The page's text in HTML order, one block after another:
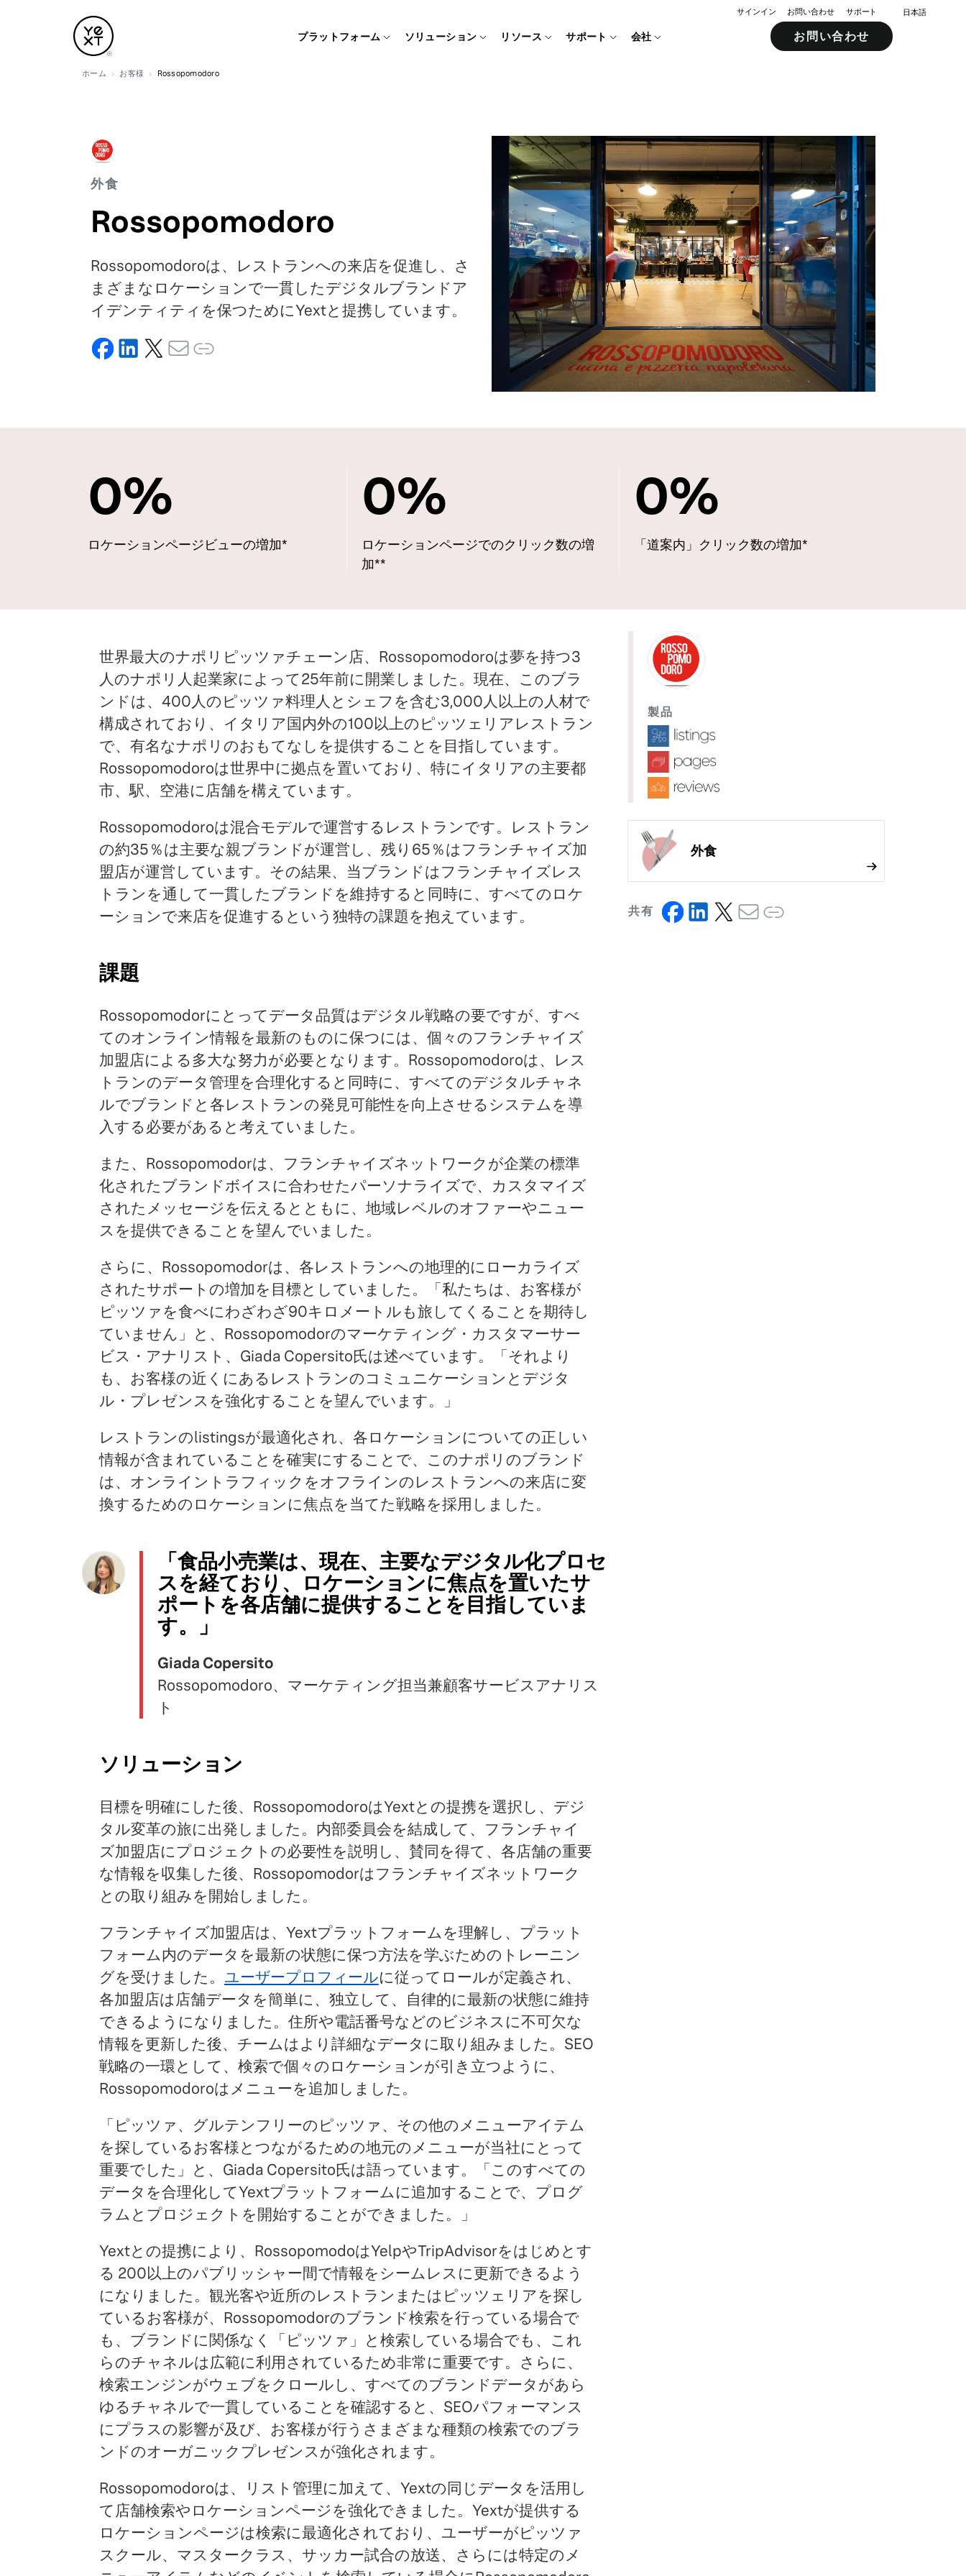
プラットフォーム ソリューション リソース サポート 会社
サインイン お問い合わせ サポート 日本語
お問い合わせ
ホーム お客様 Rossopomodoro
外食
Rossopomodoro
Rossopomodoroは、レストランへの来店を促進し、さ
まざまなロケーションで一貫したデジタルブランドア
イデンティティを保つためにYextと提携しています。
0%
ロケーションページビューの増加*
0%
ロケーションページでのクリック数の増
加**
0%
「道案内」クリック数の増加*
世界最大のナポリピッツァチェーン店、Rossopomodoroは夢を持つ3
人のナポリ人起業家によって25年前に開業しました。現在、このブラ
ンドは、400人のピッツァ料理人とシェフを含む3,000人以上の人材で
構成されており、イタリア国内外の100以上のピッツェリアレストラン
で、有名なナポリのおもてなしを提供することを目指しています。
Rossopomodoroは世界中に拠点を置いており、特にイタリアの主要都
市、駅、空港に店舗を構えています。
Rossopomodoroは混合モデルで運営するレストランです。レストラン
の約35％は主要な親ブランドが運営し、残り65％はフランチャイズ加
盟店が運営しています。その結果、当ブランドはフランチャイズレス
トランを通して一貫したブランドを維持すると同時に、すべてのロケ
ーションで来店を促進するという独特の課題を抱えています。
課題
Rossopomodorにとってデータ品質はデジタル戦略の要ですが、すべ
てのオンライン情報を最新のものに保つには、個々のフランチャイズ
加盟店による多大な努力が必要となります。Rossopomodoroは、レス
トランのデータ管理を合理化すると同時に、すべてのデジタルチャネ
ルでブランドと各レストランの発見可能性を向上させるシステムを導
入する必要があると考えていました。
また、Rossopomodorは、フランチャイズネットワークが企業の標準
化されたブランドボイスに合わせたパーソナライズで、カスタマイズ
されたメッセージを伝えるとともに、地域レベルのオファーやニュー
スを提供できることを望んでいました。
さらに、Rossopomodorは、各レストランへの地理的にローカライズ
されたサポートの増加を目標としていました。「私たちは、お客様が
ピッツァを食べにわざわざ90キロメートルも旅してくることを期待し
ていません」と、Rossopomodorのマーケティング・カスタマーサー
ビス・アナリスト、Giada Copersito氏は述べています。「それより
も、お客様の近くにあるレストランのコミュニケーションとデジタ
ル・プレゼンスを強化することを望んでいます。」
レストランのlistingsが最適化され、各ロケーションについての正しい
情報が含まれていることを確実にすることで、このナポリのブランド
は、オンライントラフィックをオフラインのレストランへの来店に変
換するためのロケーションに焦点を当てた戦略を採用しました。
「食品小売業は、現在、主要なデジタル化プロセ
スを経ており、ロケーションに焦点を置いたサ
ポートを各店舗に提供することを目指していま
す。」
Giada Copersito
Rossopomodoro、マーケティング担当兼顧客サービスアナリス
ト
ソリューション
目標を明確にした後、RossopomodoroはYextとの提携を選択し、デジ
タル変革の旅に出発しました。内部委員会を結成して、フランチャイ
ズ加盟店にプロジェクトの必要性を説明し、賛同を得て、各店舗の重要
な情報を収集した後、Rossopomodorはフランチャイズネットワーク
との取り組みを開始しました。
フランチャイズ加盟店は、Yextプラットフォームを理解し、プラット
フォーム内のデータを最新の状態に保つ方法を学ぶためのトレーニン
グを受けました。 ユーザープロフィールに従ってロールが定義され、
各加盟店は店舗データを簡単に、独立して、自律的に最新の状態に維持
できるようになりました。住所や電話番号などのビジネスに不可欠な
情報を更新した後、チームはより詳細なデータに取り組みました。SEO
戦略の一環として、検索で個々のロケーションが引き立つように、
Rossopomodoroはメニューを追加しました。
「ピッツァ、グルテンフリーのピッツァ、その他のメニューアイテム
を探しているお客様とつながるための地元のメニューが当社にとって
重要でした」と、Giada Copersito氏は語っています。「このすべての
データを合理化してYextプラットフォームに追加することで、プログ
ラムとプロジェクトを開始することができました。」
Yextとの提携により、RossopomodoはYelpやTripAdvisorをはじめとす
る 200以上のパブリッシャー間で情報をシームレスに更新できるよう
になりました。観光客や近所のレストランまたはピッツェリアを探し
ているお客様が、Rossopomodorのブランド検索を行っている場合で
も、ブランドに関係なく「ピッツァ」と検索している場合でも、これ
らのチャネルは広範に利用されているため非常に重要です。さらに、
検索エンジンがウェブをクロールし、すべてのブランドデータがあら
ゆるチャネルで一貫していることを確認すると、SEOパフォーマンス
にプラスの影響が及び、お客様が行うさまざまな種類の検索でのブラ
ンドのオーガニックプレゼンスが強化されます。
Rossopomodoroは、リスト管理に加えて、Yextの同じデータを活用し
て店舗検索やロケーションページを強化できました。Yextが提供する
ロケーションページは検索に最適化されており、ユーザーがピッツァ
スクール、マスタークラス、サッカー試合の放送、さらには特定のメ
製品
外食
共有